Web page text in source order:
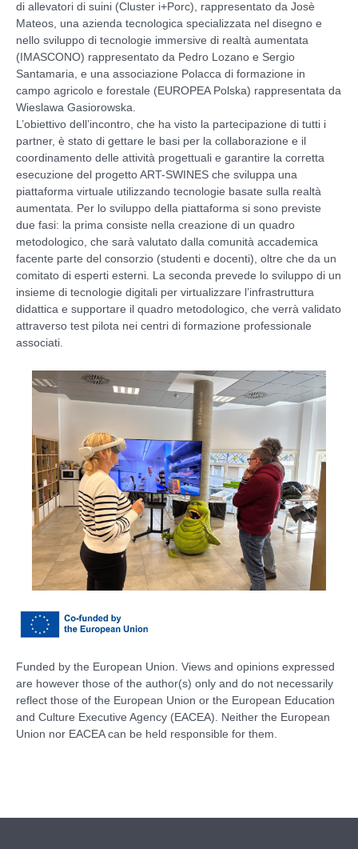
di allevatori di suini (Cluster i+Porc), rappresentato da Josè
Mateos, una azienda tecnologica specializzata nel disegno e
nello sviluppo di tecnologie immersive di realtà aumentata
(IMASCONO) rappresentato da Pedro Lozano e Sergio
Santamaria, e una associazione Polacca di formazione in
campo agricolo e forestale (EUROPEA Polska) rappresentata da
Wieslawa Gasiorowska.
L’obiettivo dell’incontro, che ha visto la partecipazione di tutti i
partner, è stato di gettare le basi per la collaborazione e il
coordinamento delle attività progettuali e garantire la corretta
esecuzione del progetto ART-SWINES che sviluppa una
piattaforma virtuale utilizzando tecnologie basate sulla realtà
aumentata. Per lo sviluppo della piattaforma si sono previste
due fasi: la prima consiste nella creazione di un quadro
metodologico, che sarà valutato dalla comunità accademica
facente parte del consorzio (studenti e docenti), oltre che da un
comitato di esperti esterni. La seconda prevede lo sviluppo di un
insieme di tecnologie digitali per virtualizzare l’infrastruttura
didattica e supportare il quadro metodologico, che verrà validato
attraverso test pilota nei centri di formazione professionale
associati.
Funded by the European Union. Views and opinions expressed
are however those of the author(s) only and do not necessarily
reflect those of the European Union or the European Education
and Culture Executive Agency (EACEA). Neither the European
Union nor EACEA can be held responsible for them.